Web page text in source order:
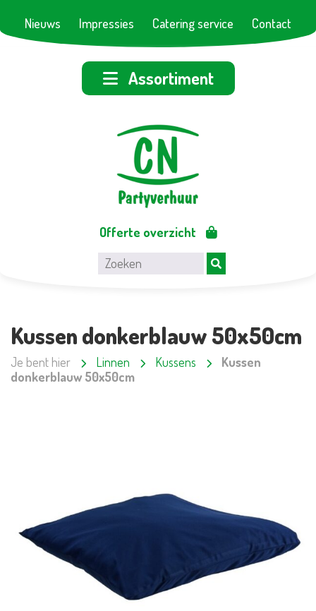
Nieuws Impressies Catering service Contact
Assortiment
Offerte overzicht
Kussen donkerblauw 50x50cm
Je bent hier Linnen Kussens
Kussen
donkerblauw 50x50cm